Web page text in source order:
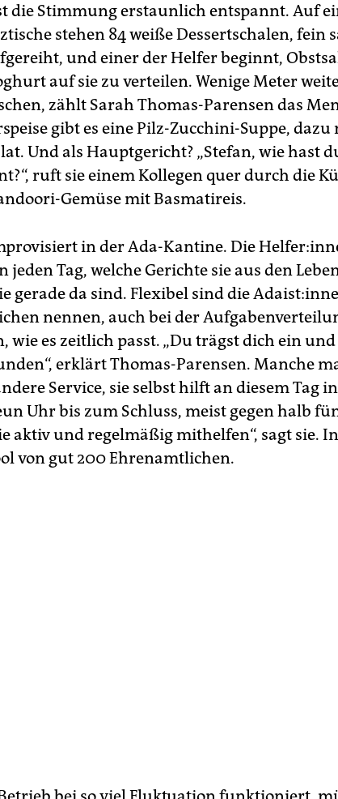
die Stimmung erstaunlich entspannt. Auf
stehen 84 weiße Dessertschalen, fein
und einer der Helfer beginnt,
auf sie zu verteilen. Wenige Meter
zählt Sarah Thomas-Parensen das
gibt es eine Pilz-Zucchini-Suppe, dazu
Und als Hauptgericht? „Stefan, wie hast
ruft sie einem Kollegen quer durch die
Gemüse mit Basmatireis.
in der Ada-Kantine. Die
jeden Tag, welche Gerichte sie aus den
gerade da sind. Flexibel sind die
nennen, auch bei der
wie es zeitlich passt. „Du trägst dich ein
erklärt Thomas-Parensen. Manche
Service, sie selbst hilft an diesem Tag
Uhr bis zum Schluss, meist gegen halb
aktiv und regelmäßig mithelfen“, sagt sie.
von gut 200 Ehrenamtlichen.